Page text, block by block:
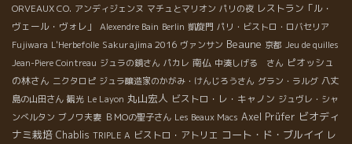
ORVEAUX CO. アンディジェンヌ マチュとマリオン パリの夜 レストラン「ル・
ヴェール・ヴォレ」
Alexendre Bain Berlin 凱旋門 パリ・ビストロ・ロバセリア
Fujiwara L'Herbefolle Sakurajima 2016 ヴァンサン Beaune 京都 Jeu de quilles
Jean-Piere Cointreau ジュラの鏡さん パカレ 南仏 中湊しげる さん ピオッシュ
の林さん ニクタロピ ジュラ醸造家のかがみ・けんじろうさん グラン・ラルグ 八丈
島の山田さん 観光 Le Layon 丸山宏人 ビストロ・レ・キャノン ジュヴレ・シャ
ンべルタン ブノワ夫妻 ＢＭОの聖子さん Les Beaux Macs Axel Prüfer ビオディ
ナミ栽培 Chablis TRIPLE A ビストロ・アトリエ コート・ド・ブルイイ レ